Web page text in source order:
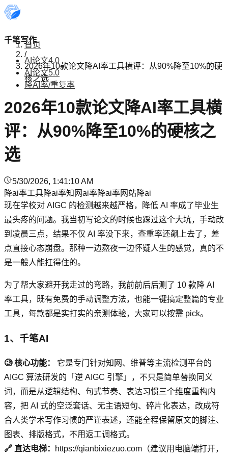
千笔写作
AI论文4.0
AI论文5.0
降AI率/重复率
首页
/
2026年10款论文降AI率工具横评：从90%降至10%的硬
核之选
2026年10款论文降AI率工具横
评：从90%降至10%的硬核之
选
5/30/2026, 1:41:10 AM
降ai率工具降ai率知网ai率降ai率网站降ai
现在学校对 AIGC 的检测越来越严格，降低 AI 率成了毕业生
最头疼的问题。我当初写论文的时候也踩过这个大坑，手动改
到凌晨三点，结果不仅 AI 率没下来，查重率还飙上去了，差
点直接心态崩盘。那种一边熬夜一边怀疑人生的感觉，真的不
是一般人能扛得住的。
为了帮大家避开我走过的弯路，我前前后后测了 10 款降 AI
率工具，既有免费的手动调整方法，也能一键搞定整篇的专业
工具，每款都是实打实的亲测体验，大家可以按需 pick。
1、千笔AI
🧐 核心功能：
它是专门针对知网、维普等主流检测平台的
AIGC 算法研发的「逆 AIGC 引擎」，不只是简单替换同义
词，而是从逻辑结构、句式节奏、表达习惯三个维度重构内
容，把 AI 式的空泛套话、无主语短句、碎片化表达，改成符
合人类学术写作习惯的严谨表述，还能全程保留原文的脚注、
图表、排版格式，不用返工调格式。
🔗 直达电梯：
https://qianbixiezuo.com（建议用电脑端打开，